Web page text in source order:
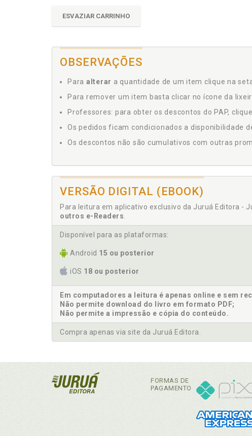
ESVAZIAR CARRINHO
OBSERVAÇÕES
Para alterar a quantidade de um item clique na
Para remover um item basta clicar no ícone da
Professores: para obter os descontos do PAP,
Os pedidos ficam condicionados a disponibilidade
Os descontos não são cumulativos com outras
VERSÃO DIGITAL (EBOOK)
Para leitura em aplicativo exclusivo da Juruá Editora -
outros e-Readers
Disponível para as plataformas:
Android 15 ou posterior
iOS 18 ou posterior
Em computadores a leitura é apenas online e sem
Não permite download do livro em formato PDF;
Não permite a impressão e cópia do conteúdo.
Compra apenas via site da Juruá Editora.
FORMAS DE
PAGAMENTO